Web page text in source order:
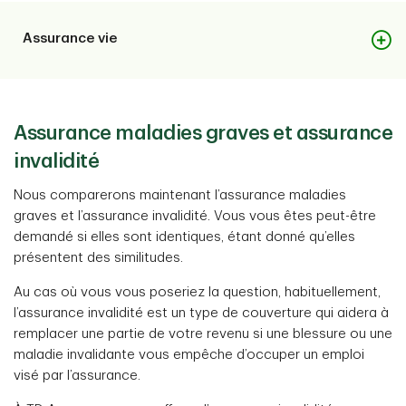
Caractéristiques
Quels sont les avantages?
Vous pourriez recevoir une prestation qui peut vous
aider à répondre à vos besoins financiers, comme des
dépenses médicales non couvertes par un régime
Qui est admissible
Assurance vie
Un montant forfaitaire est versé au bénéficiaire.
Quels sont les avantages?
l’assuré, elle n’aidera pas à régler les factures médicales
liées au rétablissement ou à remplacer une perte de
revenu si l’assuré survit à la maladie.
Assurance maladies graves et assurance
invalidité
Nous comparerons maintenant l’assurance maladies
graves et l’assurance invalidité. Vous vous êtes peut-être
demandé si elles sont identiques, étant donné qu’elles
présentent des similitudes.
Au cas où vous vous poseriez la question, habituellement,
l’assurance invalidité est un type de couverture qui aidera à
remplacer une partie de votre revenu si une blessure ou une
maladie invalidante vous empêche d’occuper un emploi
visé par l’assurance.